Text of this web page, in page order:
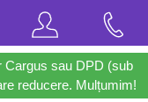
Cargus sau DPD (sub
reducere. Mulțumim!